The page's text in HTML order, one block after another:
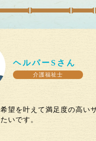
ヘルパーS さん
介護福祉士
望を叶えて満足度の高い
いです。